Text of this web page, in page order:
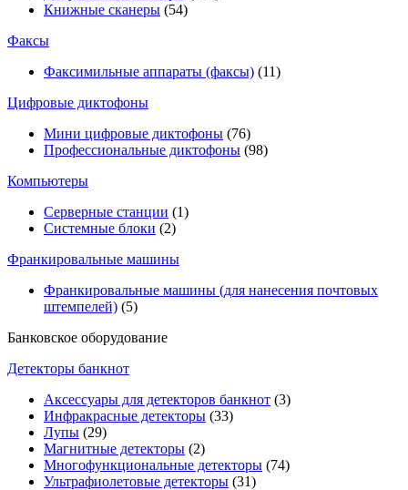
Книжные сканеры (54)
Факсы
Факсимильные аппараты (факсы) (11)
Цифровые диктофоны
Мини цифровые диктофоны (76)
Профессиональные диктофоны (98)
Компьютеры
Серверные станции (1)
Системные блоки (2)
Франкировальные машины
Франкировальные машины (для нанесения почтовых
штемпелей) (5)
Банковское оборудование
Детекторы банкнот
Аксессуары для детекторов банкнот (3)
Инфракрасные детекторы (33)
Лупы (29)
Магнитные детекторы (2)
Многофункциональные детекторы (74)
Ультрафиолетовые детекторы (31)